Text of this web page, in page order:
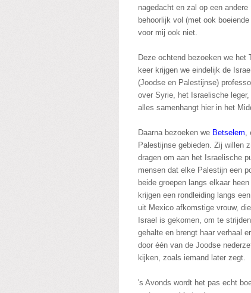
nagedacht en zal op een
behoorlijk vol (met ook
voor mij ook niet.
Deze ochtend bezoeken we het
keer krijgen we eindelijk de
(Joodse en Palestijnse)
over Syrie, het Israelische
alles samenhangt hier in het
Daarna bezoeken we Betselem
Palestijnse gebieden. Zij willen
dragen om aan het Israelische
mensen dat elke Palestijn een
beide groepen langs elkaar
krijgen een rondleiding langs
uit Mexico afkomstige vrouw,
Israel is gekomen, om te
gehalte en brengt haar verhaal
door één van de Joodse
kijken, zoals iemand later zegt.
's Avonds wordt het pas echt